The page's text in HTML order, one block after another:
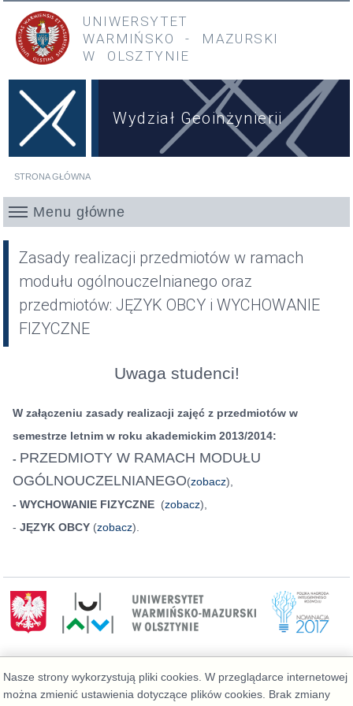
Przejdź do treści
Przejdź do menu głównego
UNIWERSYTET
WARMIŃSKO
- MAZURSKI
W OLSZTYNIE
Wydział Geoinżynierii
STRONA GŁÓWNA
Menu główne
Zasady realizacji przedmiotów w ramach
modułu ogólnouczelnianego oraz
przedmiotów: JĘZYK OBCY i WYCHOWANIE
FIZYCZNE
Uwaga studenci!
W załączeniu zasady realizacji zajęć z przedmiotóww
semestrze letnim w roku akademickim 2013/2014:
- PRZEDMIOTY W RAMACH MODUŁU
OGÓLNOUCZELNIANEGO(zobacz),
- WYCHOWANIE FIZYCZNE (zobacz),
- JĘZYK OBCY(zobacz).
Telefon: 89 523 39 77, Administrator:
admin@geo.kortowo.pl , Informacja o plikach
Nasze strony wykorzystują pliki cookies. W przeglądarce internetowej
można zmienić ustawienia dotyczące plików cookies. Brak zmiany